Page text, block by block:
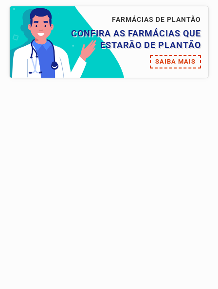
FARMÁCIAS DE PLANTÃO
CONFIRA AS FARMÁCIAS QUE
ESTARÃO DE PLANTÃO
SAIBA MAIS